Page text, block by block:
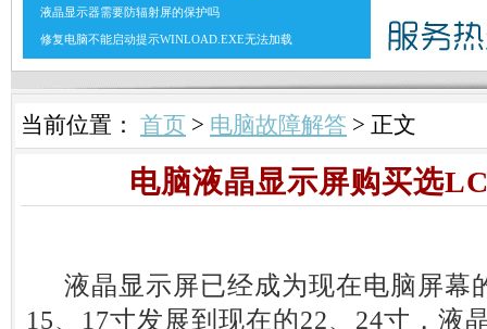
液晶显示器需要防辐射屏的保护吗
修复电脑不能启动提示WINLOAD.EXE无法加载
当前位置： 首页 > 电脑故障解答 > 正文
电脑液晶显示屏购买选
液晶显示屏已经成为现在电脑屏幕
15、17寸发展到现在的22、24寸，液